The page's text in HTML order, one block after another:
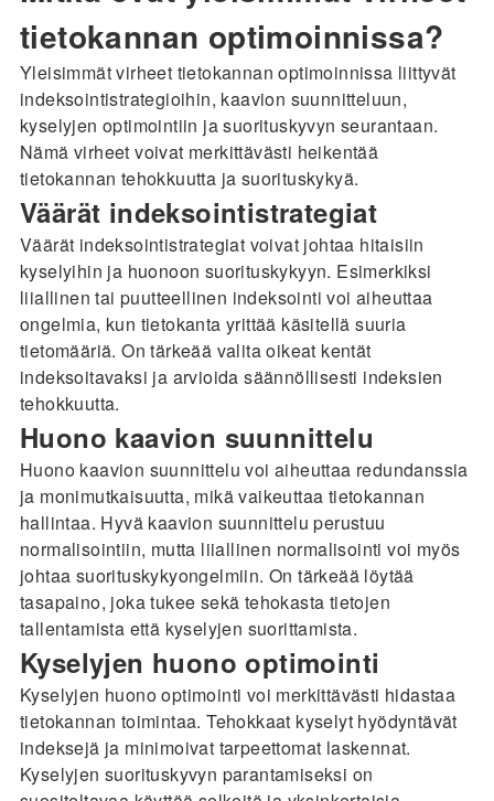
tietokannan optimoinnissa?
Yleisimmät virheet tietokannan optimoinnissa liittyvät
indeksointistrategioihin, kaavion suunnitteluun,
kyselyjen optimointiin ja suorituskyvyn seurantaan.
Nämä virheet voivat merkittävästi heikentää
tietokannan tehokkuutta ja suorituskykyä.
Väärät indeksointistrategiat
Väärät indeksointistrategiat voivat johtaa hitaisiin
kyselyihin ja huonoon suorituskykyyn. Esimerkiksi
liiallinen tai puutteellinen indeksointi voi aiheuttaa
ongelmia, kun tietokanta yrittää käsitellä suuria
tietomääriä. On tärkeää valita oikeat kentät
indeksoitavaksi ja arvioida säännöllisesti indeksien
tehokkuutta.
Huono kaavion suunnittelu
Huono kaavion suunnittelu voi aiheuttaa redundanssia
ja monimutkaisuutta, mikä vaikeuttaa tietokannan
hallintaa. Hyvä kaavion suunnittelu perustuu
normalisointiin, mutta liiallinen normalisointi voi myös
johtaa suorituskykyongelmiin. On tärkeää löytää
tasapaino, joka tukee sekä tehokasta tietojen
tallentamista että kyselyjen suorittamista.
Kyselyjen huono optimointi
Kyselyjen huono optimointi voi merkittävästi hidastaa
tietokannan toimintaa. Tehokkaat kyselyt hyödyntävät
indeksejä ja minimoivat tarpeettomat laskennat.
Kyselyjen suorituskyvyn parantamiseksi on